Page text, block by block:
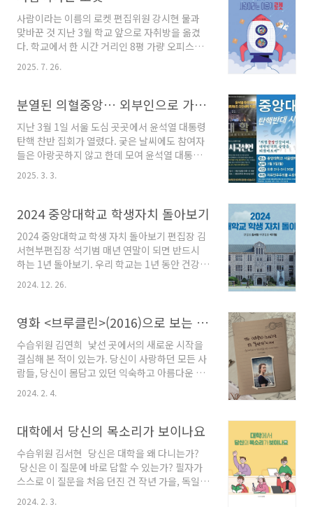
교양 액트(ACT)는 2026학년도 1학기부로 시행
될 예정이다.2012학년도 입학생부터 적용된 한
자 능력은 졸업 요건으로서 필요와 적합성에 대
한 의문이 도입 이후 계속됐다. 결국 22-2 졸업예
또는 ‘한자 교양 1과목 이수’로 완화..
사람이라는 이름의 로켓 편집위원 강시현 물과
맞바꾼 것 지난 3월 학교 앞으로 자취방을 옮겼
다. 학교에서 한 시간 거리인 8평 가량 오피스텔
에서 학교 중문의 다세대주택으로 이사오니 많은
게 달라졌다. 일단 비슷한 값에 집이 절반으로 줄
도 계단을 타야했고, 당연했던 엘레베이터와 경
레가 방에 드나들었고, 심지어는 말벌이 환기시
키는 찰나에 들어와서 경악했던 적도 있었다. 그
말벌이 내 현관문 위에 집을 짓고 있었으니 더 말
해봤자 입만 아픈 그런 집이 내 집이 된 것이다.
터와 경비실도 그립긴 했지만 나름대로 적응됐
2025. 7. 26.
분열된 의혈중앙… 외부인으로 가득찬 ‘탄핵반대 시국선언’
지난 3월 1일 서울 도심 곳곳에서 윤석열 대통령
탄핵 찬반 집회가 열렸다. 궂은 날씨에도 참여자
들은 아랑곳하지 않고 한데 모여 윤석열 대통령
의 탄핵에 대해 자신의 의사를 내비쳤다. 대통령
의 탄핵을 두고 민중은 이른바 '탄핵 찬성(이하 탄
뉘었다. 대학교도 탄핵반대 시국선언을 시작했
다. 2월 10일 연세대를 시작으로 2월 17일 서울
대, 2월 18일 경북대, 2월 21일 고려대, 2월 24일
부산대 등 학생의 배움터인 대학교를 주축으로
집회가 여럿 개최됐다. 이 흐름을 타 중앙대 에브
리타임에는 시국선언 참여를 촉구하는 포스터가
받을 정도로 관심이 집중됐다..
2025. 3. 3.
2024 중앙대학교 학생자치 돌아보기
2024 중앙대학교 학생 자치 돌아보기 편집장 김
서현부편집장 석기범 매년 연말이 되면 반드시
하는 1년 돌아보기. 우리 학교는 1년 동안 건강히
서 우리의 목소리를 당당히 낼 수 있는 창구인 학
생활을 함께 돌아보는 것이 본고의 목적이다. 중
앙대학교의 학생 자치는 수많은 변화를 거쳐 성
장해 왔고, 그 과정에서 학생들의 목소리를 담아
내기 위해 부단히 노력해 왔다. 캠퍼스 내 다양한
이슈에 대응하고 학생들의 권익을 지키기 위한
노력이 지속된 한 해였으며, 이를 통해 학생들의
앞에 놓인 과제들은 무겁다. 이 글을 통해 지난 ..
2024. 12. 26.
영화 <브루클린>(2016)으로 보는 ‘동반자’의 의미 -중앙대학교 내 유학생들을 위한 시네마 레터-
수습위원 김연희 낯선 곳에서의 새로운 시작을
결심해 본 적이 있는가. 당신이 사랑하던 모든 사
람들, 당신이 몸담고 있던 익숙하고 아름다운 도
남겨두고 생경한 어딘가에 떨어져 ‘이방인'으로
(2016)은 아일랜드의 작은 마을에서 나고 자란
주인공 에일리스가 뉴욕 브루클린으로 떠나며 겪
는 향수와 적응기를 담고 있다. 영화는 에일리스
의 감정선을 따라가며 그녀가 타지에서 느끼는
외로움과 방황, 부적응의 정서를 담백하게 담아
낸다. 주목해야 할 것은 그녀가 고향인 아일랜드
2024. 2. 4.
대학에서 당신의 목소리가 보이나요
수습위원 김서현 당신은 대학을 왜 다니는가?
당신은 이 질문에 바로 답할 수 있는가? 필자가
스스로 이 질문을 처음 던진 건 작년 가을, 독일에
서 교환학생을 시작하면서부터이다. 코로나 학번
2024. 2. 3.